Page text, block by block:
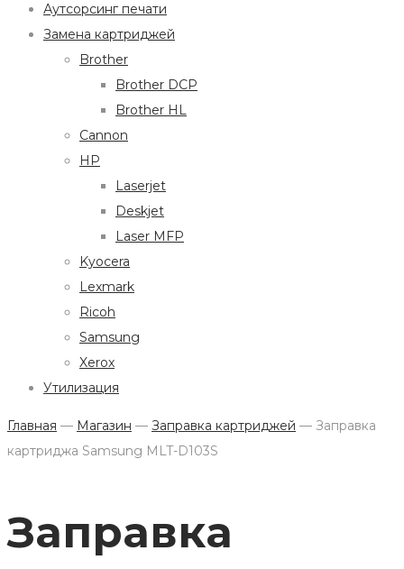
Аутсорсинг печати
Замена картриджей
Brother
Brother DCP
Brother HL
Cannon
HP
Laserjet
Deskjet
Laser MFP
Kyocera
Lexmark
Ricoh
Samsung
Xerox
Утилизация
Главная — Магазин — Заправка картриджей — Заправка
картриджа Samsung MLT-D103S
Заправка